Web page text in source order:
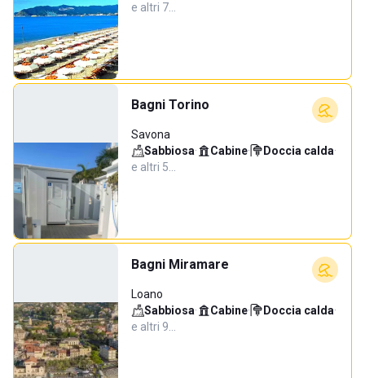
e altri 7…
Bagni Torino
Savona
Sabbiosa· Cabine· Doccia calda·
e altri 5…
Bagni Miramare
Loano
Sabbiosa· Cabine· Doccia calda·
e altri 9…